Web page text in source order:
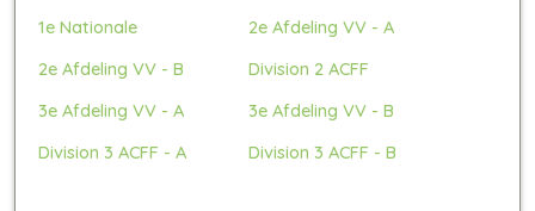
1e Nationale
2e Afdeling VV - A
2e Afdeling VV - B
Division 2 ACFF
3e Afdeling VV - A
3e Afdeling VV - B
Division 3 ACFF - A
Division 3 ACFF - B